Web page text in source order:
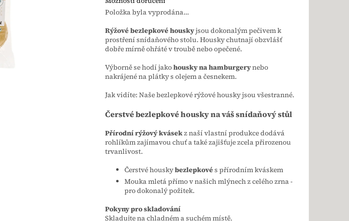
Položka byla vyprodána…
Rýžové bezlepkové houskyjsou dokonalým pečivem k
prostření snídaňového stolu. Housky chutnají obzvlášť
dobře mírně ohřáté v troubě nebo opečené.
Výborně se hodí jakohousky na hamburgerynebo
nakrájené na plátky s olejem a česnekem.
Jak vidíte: Naše bezlepkové rýžové housky jsou všestranné.
Čerstvé bezlepkové housky na váš snídaňový stůl
Přírodní rýžový kvásekz naší vlastní produkce dodává
rohlíkům zajímavou chuť a také zajišťuje zcela přirozenou
trvanlivost.
Čerstvé houskybezlepkovés přírodním kváskem
Mouka mletá přímo v našich mlýnech z celého zrna -
pro dokonalý požitek.
Pokyny pro skladování
Skladujte na chladném a suchém místě.